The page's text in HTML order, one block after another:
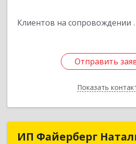
Клиентов на сопровождении
Отправить
Показать
Отправить
Назад
ИП Файерберг
ИП